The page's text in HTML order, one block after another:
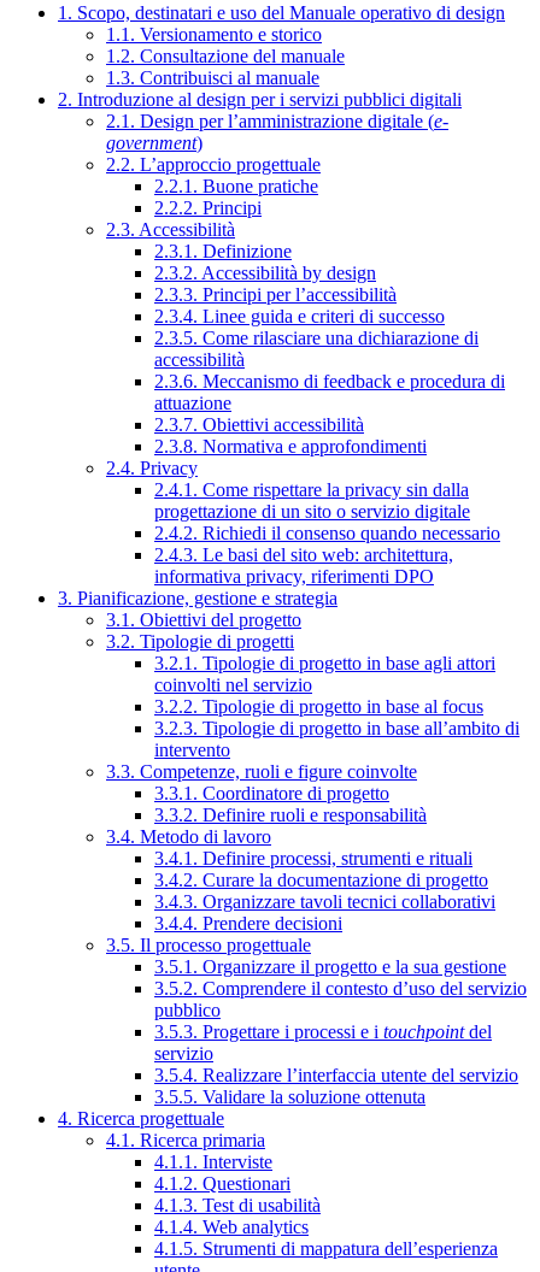
1. Scopo, destinatari e uso del Manuale operativo di design
1.1. Versionamento e storico
1.2. Consultazione del manuale
1.3. Contribuisci al manuale
2. Introduzione al design per i servizi pubblici digitali
2.1. Design per l’amministrazione digitale (e-
government)
2.2. L’approccio progettuale
2.2.1. Buone pratiche
2.2.2. Principi
2.3. Accessibilità
2.3.1. Definizione
2.3.2. Accessibilità by design
2.3.3. Principi per l’accessibilità
2.3.4. Linee guida e criteri di successo
2.3.5. Come rilasciare una dichiarazione di
accessibilità
2.3.6. Meccanismo di feedback e procedura di
attuazione
2.3.7. Obiettivi accessibilità
2.3.8. Normativa e approfondimenti
2.4. Privacy
2.4.1. Come rispettare la privacy sin dalla
progettazione di un sito o servizio digitale
2.4.2. Richiedi il consenso quando necessario
2.4.3. Le basi del sito web: architettura,
informativa privacy, riferimenti DPO
3. Pianificazione, gestione e strategia
3.1. Obiettivi del progetto
3.2. Tipologie di progetti
3.2.1. Tipologie di progetto in base agli attori
coinvolti nel servizio
3.2.2. Tipologie di progetto in base al focus
3.2.3. Tipologie di progetto in base all’ambito di
intervento
3.3. Competenze, ruoli e figure coinvolte
3.3.1. Coordinatore di progetto
3.3.2. Definire ruoli e responsabilità
3.4. Metodo di lavoro
3.4.1. Definire processi, strumenti e rituali
3.4.2. Curare la documentazione di progetto
3.4.3. Organizzare tavoli tecnici collaborativi
3.4.4. Prendere decisioni
3.5. Il processo progettuale
3.5.1. Organizzare il progetto e la sua gestione
3.5.2. Comprendere il contesto d’uso del servizio
pubblico
3.5.3. Progettare i processi e i touchpointdel
servizio
3.5.4. Realizzare l’interfaccia utente del servizio
3.5.5. Validare la soluzione ottenuta
4. Ricerca progettuale
4.1. Ricerca primaria
4.1.1. Interviste
4.1.2. Questionari
4.1.3. Test di usabilità
4.1.4. Web analytics
4.1.5. Strumenti di mappatura dell’esperienza